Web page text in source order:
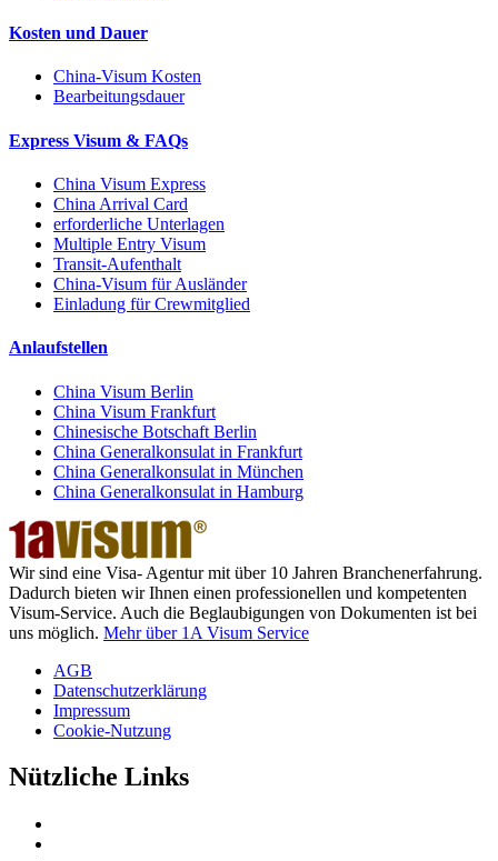
Kosten und Dauer
China-Visum Kosten
Bearbeitungsdauer
Express Visum & FAQs
China Visum Express
China Arrival Card
erforderliche Unterlagen
Multiple Entry Visum
Transit-Aufenthalt
China-Visum für Ausländer
Einladung für Crewmitglied
Anlaufstellen
China Visum Berlin
China Visum Frankfurt
Chinesische Botschaft Berlin
China Generalkonsulat in Frankfurt
China Generalkonsulat in München
China Generalkonsulat in Hamburg
Wir sind eine Visa- Agentur mit über 10 Jahren Branchenerfahrung.
Dadurch bieten wir Ihnen einen professionellen und kompetenten
Visum-Service. Auch die Beglaubigungen von Dokumenten ist bei
uns möglich. Mehr über 1A Visum Service
AGB
Datenschutzerklärung
Impressum
Cookie-Nutzung
Nützliche Links